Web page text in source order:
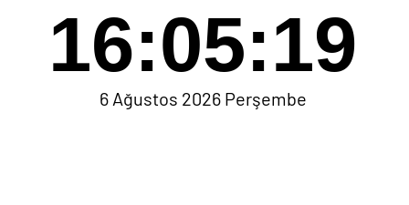
16:05:19
6 Ağustos 2026 Perşembe